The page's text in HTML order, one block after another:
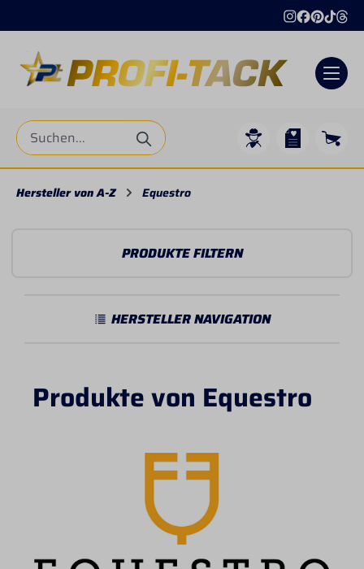
Hersteller von A-Z Equestro
PRODUKTE FILTERN
HERSTELLER NAVIGATION
Produkte von Equestro